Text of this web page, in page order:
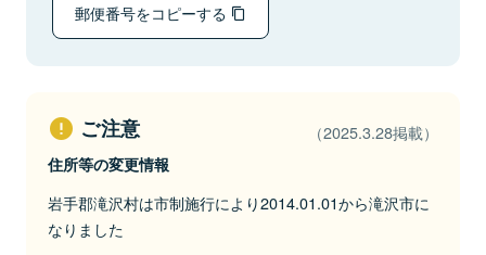
郵便番号をコピーする
ご注意 （2025.3.28掲載）
住所等の変更情報
岩手郡滝沢村は市制施行により2014.01.01から滝沢市に
なりました